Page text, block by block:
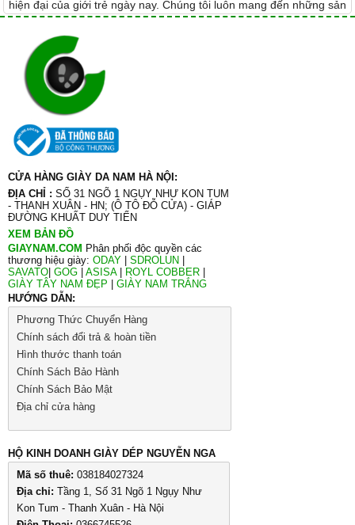
hiện đại của giới trẻ ngày nay. Chúng tôi luôn mang đến những sản
phẩm chất lượng, bền đẹp từ những thương hiệu uy tín nhằm đáp
ứng tốt nhất mọi nhu cầu của phái mạnh.
Ngoài ra các bạn yêu thích dép thời trang cũng có thêm lựa chọn
tại shop giaynam.com
CỬA HÀNG GIÀY DA NAM HÀ NỘI:
ĐỊA CHỈ : SỐ 31 NGÕ 1 NGỤY NHƯ KON TUM
- THANH XUÂN - HN; (Ô TÔ ĐỖ CỬA) - GIÁP
ĐƯỜNG KHUẤT DUY TIẾN
XEM BẢN ĐỒ
GIAYNAM.COM Phân phối độc quyền các
thương hiệu giày: ODAY SDROLUN
SAVATO GOG ASISA| ROYL COBBER
GIÀY TÂY NAM ĐẸP
GIÀY NAM TRẮNG
HƯỚNG DẪN:
Phương Thức Chuyển Hàng
Chính sách đổi trả & hoàn tiền
Hình thước thanh toán
Chính Sách Bảo Hành
Chính Sách Bảo Mật
Địa chỉ cửa hàng
HỘ KINH DOANH GIÀY DÉP NGUYỄN NGA
Mã số thuê: 038184027324
Địa chỉ: Tầng 1, Số 31 Ngõ 1 Ngụy Như
Kon Tum - Thanh Xuân - Hà Nội